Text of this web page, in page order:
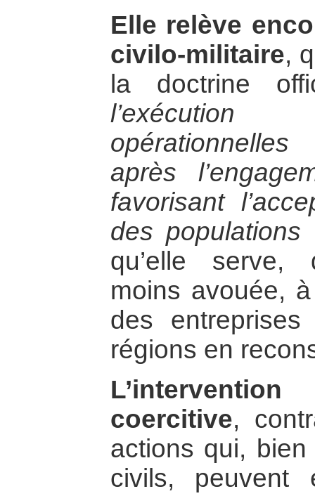
Elle relève
civilo-militaire,
la doctrine
après
favorisant
des populations
qu’elle serve,
moins avouée,
des
régions en
coercitive,
actions qui,
civils, peuvent